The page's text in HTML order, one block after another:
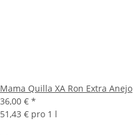
Mama Quilla XA Ron Extra Anejo
36,00 € *
51,43 € pro 1 l